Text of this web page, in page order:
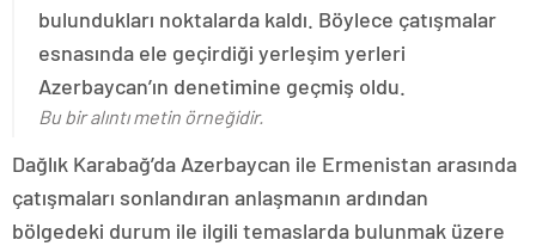
bulundukları noktalarda kaldı. Böylece çatışmalar
esnasında ele geçirdiği yerleşim yerleri
Azerbaycan’ın denetimine geçmiş oldu.
Bu bir alıntı metin örneğidir.
Dağlık Karabağ’da Azerbaycan ile Ermenistan arasında
çatışmaları sonlandıran anlaşmanın ardından
bölgedeki durum ile ilgili temaslarda bulunmak üzere